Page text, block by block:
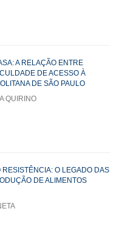
A RELAÇÃO ENTRE
DE ACESSO À
DE SÃO PAULO
QUIRINO
O LEGADO DAS
DE ALIMENTOS